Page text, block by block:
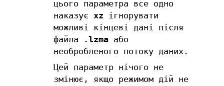
цього параметра все одно
наказує xz ігнорувати
можливі кінцеві дані після
файла
.lzmaабо
необробленого потоку даних.
Цей параметр нічого не
змінює, якщо режимом дій не